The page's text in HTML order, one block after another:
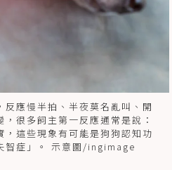
應慢半拍、半夜莫名亂叫、開
很多飼主第一反應通常是說：
，這些現象有可能是狗狗認知功
智症」。 示意圖/ingimage